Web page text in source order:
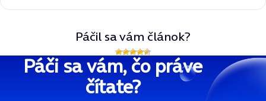
Páčil sa vám článok?
Páči sa vám, čo práve
čítate?